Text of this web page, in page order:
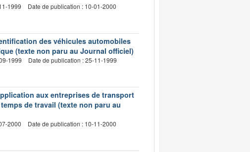
1999 Date de publication : 10-01-2000
des véhicules automobiles
(texte non paru au Journal officiel)
1999 Date de publication : 25-11-1999
aux entreprises de transport
de travail (texte non paru au
2000 Date de publication : 10-11-2000